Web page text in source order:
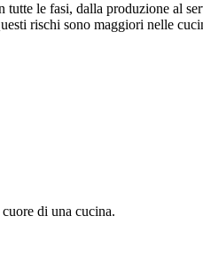
le fasi, dalla produzione al
rischi sono maggiori nelle
di una cucina.